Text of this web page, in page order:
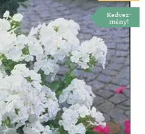
Kedvez-
mény!